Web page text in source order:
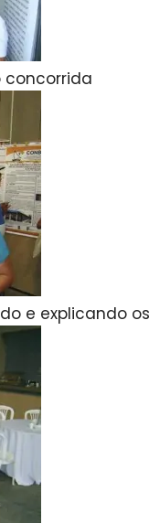
concorrida
e explicando